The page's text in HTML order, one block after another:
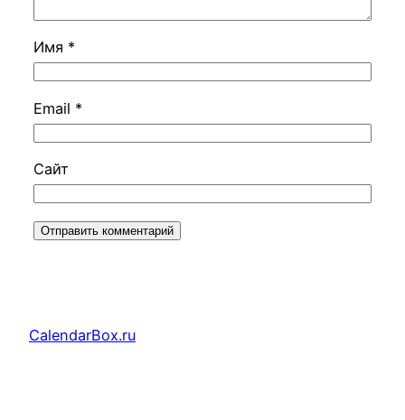
Имя *
Email *
Сайт
CalendarBox.ru